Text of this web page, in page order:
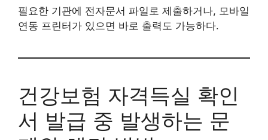
필요한 기관에 전자문서 파일로 제출하거나, 모바일
연동 프린터가 있으면 바로 출력도 가능하다.
건강보험 자격득실 확인
서 발급 중 발생하는 문